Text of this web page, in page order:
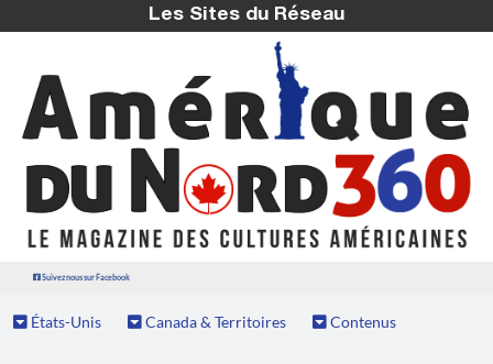
Les Sites du Réseau
Suivez nous sur Facebook
États-Unis Canada & Territoires Contenus